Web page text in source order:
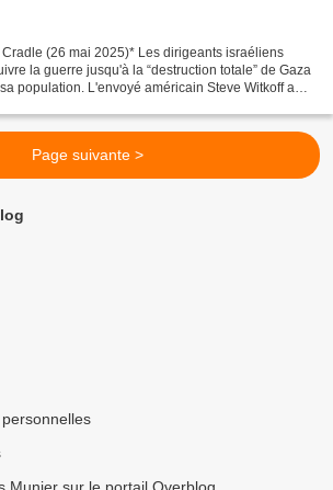
(26 mai 2025)* Les dirigeants israéliens
la guerre jusqu'à la “destruction totale” de Gaza
population. L'envoyé américain Steve Witkoff a
Page suivante >